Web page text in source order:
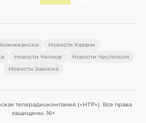
Новости Казани
Новости Челнов
Новости Чистополя
Новости Заинска
телерадиокомпания («НТР»). Все права
защищены. 16+